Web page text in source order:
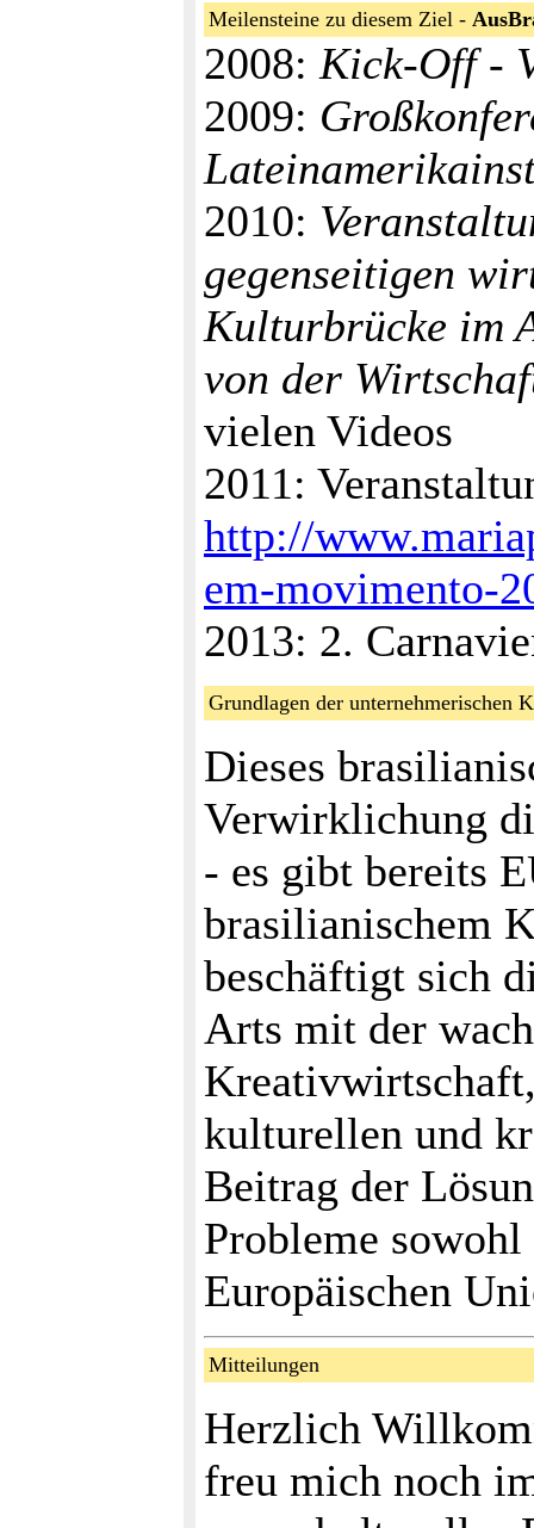
Meilensteine zu diesem Ziel -
2008: Kick-Off -
2009:
2010:
gegenseitigen
Kulturbrücke im
von der
vielen Videos
2011:
http://
em-movimento-
2013: 2.
Grundlagen der unternehmerischen
Dieses
Verwirklichung
- es gibt bereits
brasilianischem
beschäftigt sich
Arts mit der
kulturellen und
Beitrag der
Probleme
Europäischen
Mitteilungen
Herzlich
freu mich noch